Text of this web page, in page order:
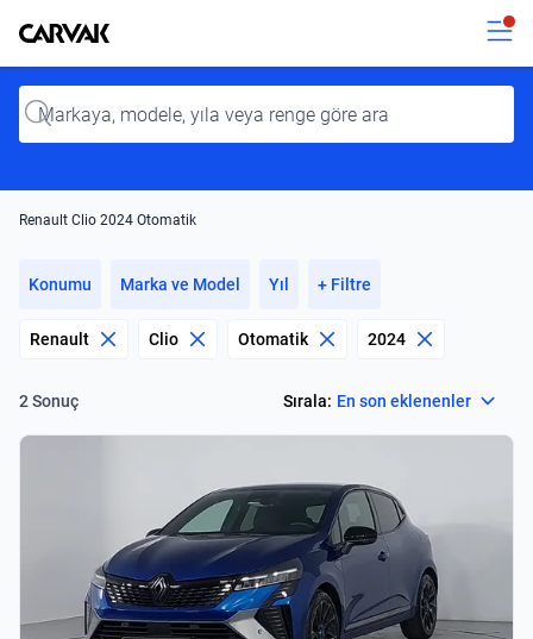
Kavak
Input
Renault Clio 2024 Otomatik
Konumu Marka ve Model Yıl + Filtre
Renault Clio Otomatik 2024
2 Sonuç Sırala: En son eklenenler